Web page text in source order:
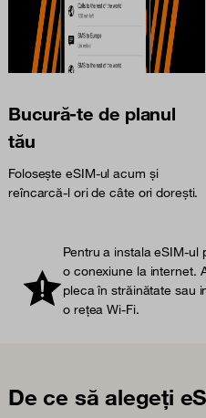
Bucură-te de planul
tău
Folosește eSIM-ul acum și
reîncarcă-l ori de câte ori dorești.
Pentru a instala eSIM-ul
o conexiune la internet.
pleca în străinătate sau
o rețea Wi-Fi.
De ce să alegeți